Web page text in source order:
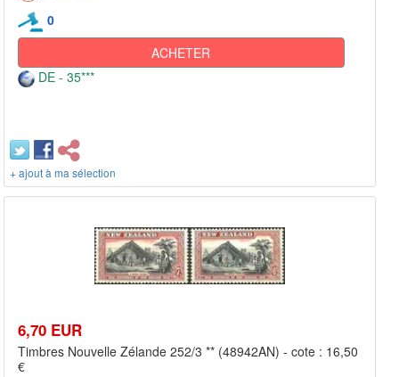
0
ACHETER
DE - 35***
+ ajout à ma sélection
6,70 EUR
Timbres Nouvelle Zélande 252/3 ** (48942AN) - cote : 16,50
€